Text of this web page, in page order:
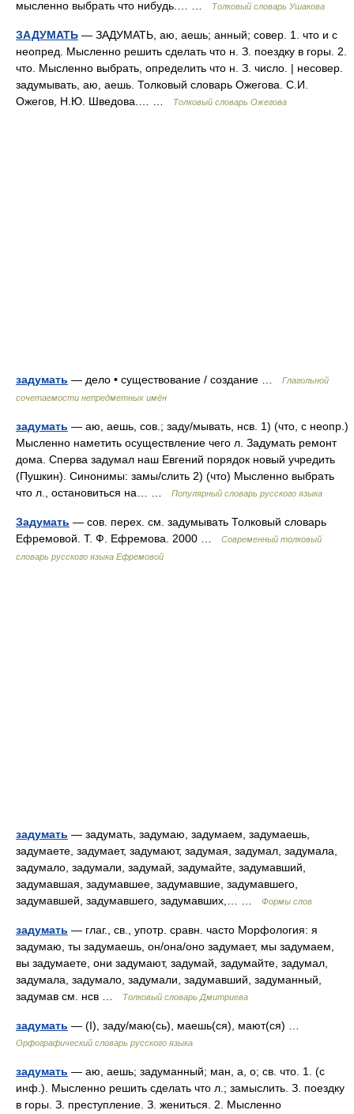
мысленно выбрать что нибудь.… …
Толковый словарь Ушакова
ЗАДУМАТЬ — ЗАДУМАТЬ, аю, аешь; анный; совер. 1. что и с
неопред. Мысленно решить сделать что н. З. поездку в горы. 2.
что. Мысленно выбрать, определить что н. З. число. | несовер.
задумывать, аю, аешь. Толковый словарь Ожегова. С.И.
Ожегов, Н.Ю. Шведова.… …
Толковый словарь Ожегова
задумать — дело • существование / создание …
Глагольной
сочетаемости непредметных имён
задумать — аю, аешь, сов.; заду/мывать, нсв. 1) (что, с неопр.)
Мысленно наметить осуществление чего л. Задумать ремонт
дома. Сперва задумал наш Евгений порядок новый учредить
(Пушкин). Синонимы: замы/слить 2) (что) Мысленно выбрать
что л., остановиться на… …
Популярный словарь русского языка
Задумать — сов. перех. см. задумывать Толковый словарь
Ефремовой. Т. Ф. Ефремова. 2000 …
Современный толковый
словарь русского языка Ефремовой
задумать — задумать, задумаю, задумаем, задумаешь,
задумаете, задумает, задумают, задумая, задумал, задумала,
задумало, задумали, задумай, задумайте, задумавший,
задумавшая, задумавшее, задумавшие, задумавшего,
задумавшей, задумавшего, задумавших,… …
Формы слов
задумать — глаг., св., употр. сравн. часто Морфология: я
задумаю, ты задумаешь, он/она/оно задумает, мы задумаем,
вы задумаете, они задумают, задумай, задумайте, задумал,
задумала, задумало, задумали, задумавший, задуманный,
задумав см. нсв …
Толковый словарь Дмитриева
задумать — (I), заду/маю(сь), маешь(ся), мают(ся) …
Орфографический словарь русского языка
задумать — аю, аешь; задуманный; ман, а, о; св. что. 1. (с
инф.). Мысленно решить сделать что л.; замыслить. З. поездку
в горы. З. преступление. З. жениться. 2. Мысленно